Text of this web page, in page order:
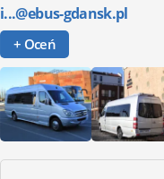
i...@ebus-gdansk.pl
+ Oceń